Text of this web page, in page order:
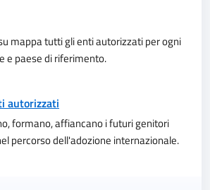
mappa tutti gli enti autorizzati per ogni
e paese di riferimento.
autorizzati
formano, affiancano i futuri genitori
percorso dell'adozione internazionale.